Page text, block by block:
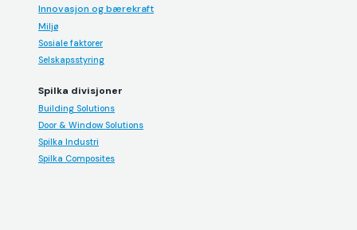
Innovasjon og bærekraft
Miljø
Sosiale faktorer
Selskapsstyring
Spilka divisjoner
Building Solutions
Door & Window Solutions
Spilka Industri
Spilka Composites